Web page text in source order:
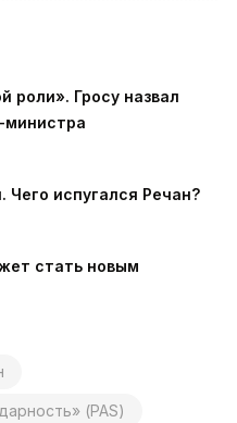
роли». Гросу назвал
министра
Чего испугался Речан?
стать новым
(PAS)